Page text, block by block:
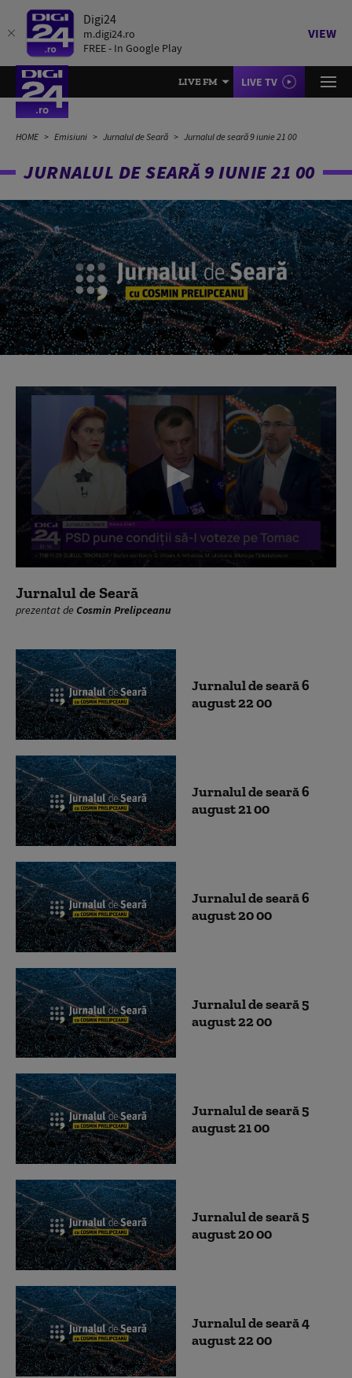
Digi24
m.digi24.ro
FREE - In Google Play
VIEW
LIVE FM LIVE TV
HOME Emisiuni Jurnalul de Seară Jurnalul de seară 9 iunie 21 00
JURNALUL DE SEARĂ 9 IUNIE 21 00
seconds
of
0
Jurnalul de Seară
prezentat de Cosmin Prelipceanu
Jurnalul de seară 6
august 22 00
Jurnalul de seară 6
august 21 00
Jurnalul de seară 6
august 20 00
Jurnalul de seară 5
august 22 00
Jurnalul de seară 5
august 21 00
Jurnalul de seară 5
august 20 00
Jurnalul de seară 4
august 22 00